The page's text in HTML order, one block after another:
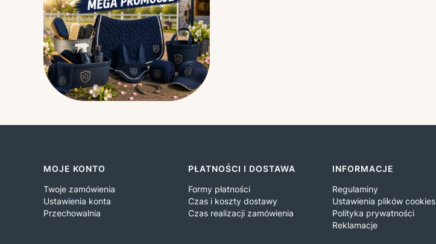
Linki w stopce
MOJE KONTO
Twoje zamówienia
Ustawienia konta
Przechowalnia
PŁATNOŚCI I DOSTAWA
Formy płatności
Czas i koszty dostawy
Czas realizacji zamówienia
INFORMACJE
Regulaminy
Ustawienia plików cookies
Polityka prywatności
Reklamacje